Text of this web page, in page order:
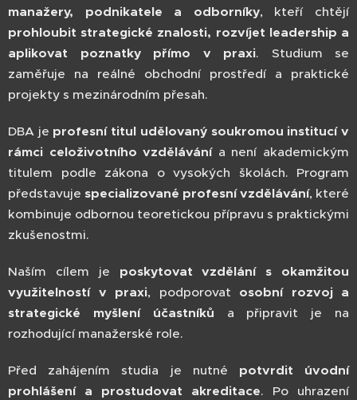
manažery, podnikatele a odborníky, kteří chtějí
prohloubit strategické znalosti, rozvíjet leadership a
aplikovat poznatky přímo v praxi. Studium se
zaměřuje na reálné obchodní prostředí a praktické
projekty s mezinárodním přesah.
DBA je profesní titul udělovaný soukromou institucí v
rámci celoživotního vzdělávánía není akademickým
titulem podle zákona o vysokých školách. Program
představuje specializované profesní vzdělávání, které
kombinuje odbornou teoretickou přípravu s praktickými
zkušenostmi.
Naším cílem je poskytovat vzdělání s okamžitou
využitelností v praxi, podporovat osobní rozvoj a
strategické myšlení účastníků a připravit je na
rozhodující manažerské role.
Před zahájením studia je nutné potvrdit úvodní
prohlášení a prostudovat akreditace. Po uhrazení